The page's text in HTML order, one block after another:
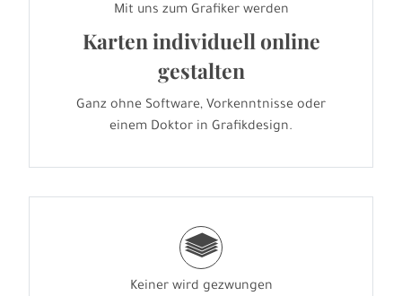
Mit uns zum Grafiker werden
Karten individuell online
gestalten
Ganz ohne Software, Vorkenntnisse oder
einem Doktor in Grafikdesign.
g
Keiner wird gezwungen